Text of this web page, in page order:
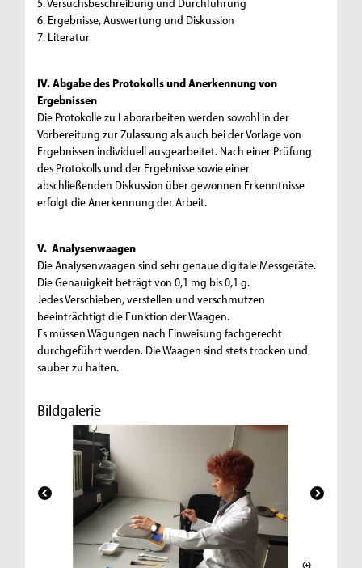
6. Ergebnisse, Auswertung und Diskussion
7. Literatur
IV. Abgabe des Protokolls und Anerkennung von
Ergebnissen
Die Protokolle zu Laborarbeiten werden sowohl in der
Vorbereitung zur Zulassung als auch bei der Vorlage von
Ergebnissen individuell ausgearbeitet. Nach einer Prüfung
des Protokolls und der Ergebnisse sowie einer
abschließenden Diskussion über gewonnen Erkenntnisse
erfolgt die Anerkennung der Arbeit.
V. Analysenwaagen
Die Analysenwaagen sind sehr genaue digitale Messgeräte.
Die Genauigkeit beträgt von 0,1 mg bis 0,1 g.
Jedes Verschieben, verstellen und verschmutzen
beeinträchtigt die Funktion der Waagen.
Es müssen Wägungen nach Einweisung fachgerecht
durchgeführt werden. Die Waagen sind stets trocken und
sauber zu halten.
Bildgalerie